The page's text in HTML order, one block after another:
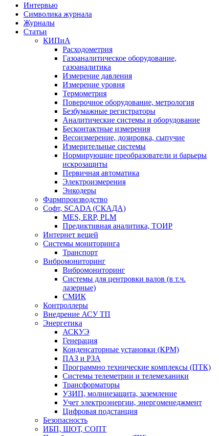
Интервью
Символика журнала
Журналы
Статьи
КИПиА
Расходометрия
Газоаналитическое оборудование,
газоаналитика
Измерение давления
Измерение уровня
Термометрия
Поверочное оборудование, метрология
Безбумажные регистраторы
Аналитические системы и оборудование
Бесконтактные измерения
Весоизмерение, дозировка, сыпучие
Измерительные системы
Нормирующие преобразователи и барьеры
искрозащиты
Первичная автоматика
Электроизмерения
Энкодеры
Фармпроизводство
Софт, SCADA (СКАДА)
MES, ERP, PLM
Предиктивная аналитика, ТОИР
Интернет вещей
Системы мониторинга
Транспорт
Вибромониторинг
Вибромониторинг
Системы для центровки валов (в т.ч.
лазерные)
СМИК
Контроллеры
Внедрение АСУ ТП
Энергетика
АСКУЭ
Генерация
Конденсаторные установки (КРМ)
ПАЗ и РЗА
Программно технические комплексы (ПТК)
Системы телеметрии и телемеханики
Трансформаторы
УЗИП, молниезащита, заземление
Учет электроэнергии, энергоменеджмент
Цифровая подстанция
Безопасность
ИБП, ШОТ, СОПТ